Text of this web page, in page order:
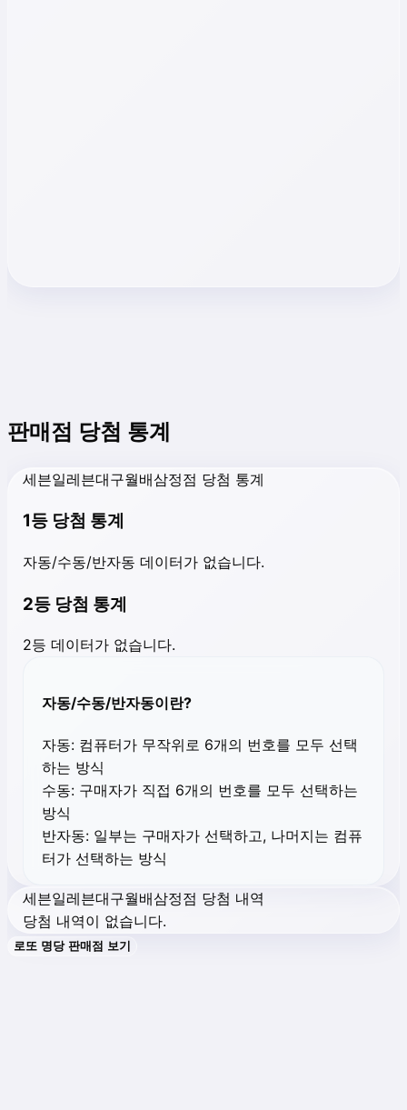
판매점 당첨 통계
세븐일레븐대구월배삼정점 당첨 통계
1등 당첨 통계
자동/수동/반자동 데이터가 없습니다.
2등 당첨 통계
2등 데이터가 없습니다.
자동/수동/반자동이란?
자동: 컴퓨터가 무작위로 6개의 번호를 모두 선택
하는 방식
수동: 구매자가 직접 6개의 번호를 모두 선택하는
방식
반자동: 일부는 구매자가 선택하고, 나머지는 컴퓨
터가 선택하는 방식
세븐일레븐대구월배삼정점 당첨 내역
당첨 내역이 없습니다.
로또 명당 판매점 보기